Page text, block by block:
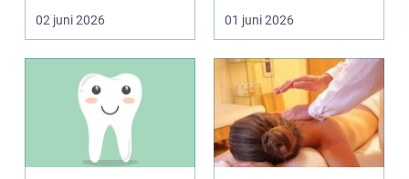
blir lätt en...
02 juni 2026
person som s...
01 juni 2026